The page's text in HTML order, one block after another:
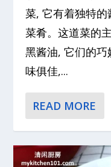
菜, 它有着独特
菜肴。这道菜的
黑酱油, 它们的巧
味俱佳,...
READ MORE